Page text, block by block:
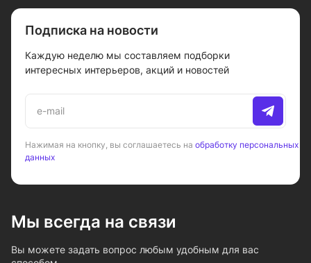
Подписка на новости
Каждую неделю мы составляем подборки
интересных интерьеров, акций и новостей
Нажимая на кнопку, вы соглашаетесь на обработку персональных
данных
Мы всегда на связи
Вы можете задать вопрос любым удобным для вас